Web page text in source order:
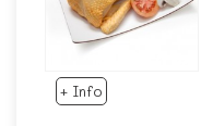
+ Info